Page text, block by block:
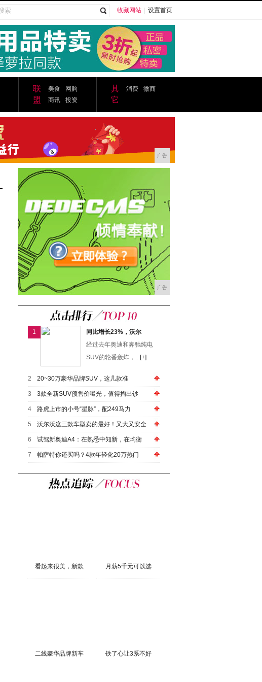
收藏网站 设置首页
联
盟
美食
网购
商讯
投资
其
它
消费 微商
广告
广告
1
同比增长23%，沃尔
经过去年奥迪和奔驰纯电
SUV的轮番轰炸，...[+]
2 20~30万豪华品牌SUV，这几款准
3 3款全新SUV预售价曝光，值得掏出钞
4 路虎上市的小号“星脉”，配249马力
5 沃尔沃这三款车型卖的最好！又大又安全
6 试驾新奥迪A4：在熟悉中知新，在均衡
7 帕萨特你还买吗？4款年轻化20万热门
看起来很美，新款 月薪5千元可以选
二线豪华品牌新车 铁了心让3系不好